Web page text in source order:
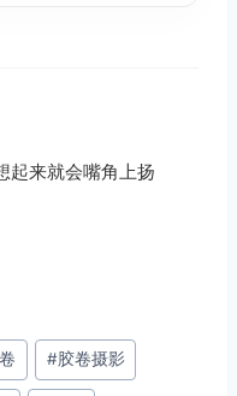
起来就会嘴角上扬
#胶卷摄影